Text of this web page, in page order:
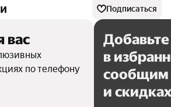
Подписаться
вас
по телефону
Добавьте
в
сообщим
и скидках